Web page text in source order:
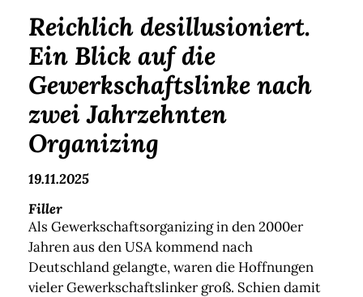
Reichlich desillusioniert.
Ein Blick auf die
Gewerkschaftslinke nach
zwei Jahrzehnten
Organizing
19.11.2025
Filler
Als Gewerkschaftsorganizing in den 2000er
Jahren aus den USA kommend nach
Deutschland gelangte, waren die Hoffnungen
vieler Gewerkschaftslinker groß. Schien damit